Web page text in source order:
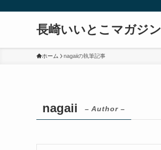
長崎いいとこマガジン
ホーム nagaiiの執筆記事
nagaii – Author –